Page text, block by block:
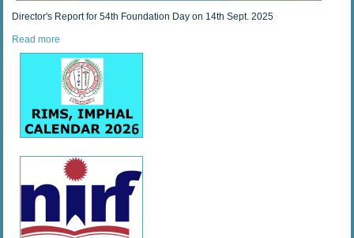
Director's Report for 54th Foundation Day on 14th Sept. 2025
Read more